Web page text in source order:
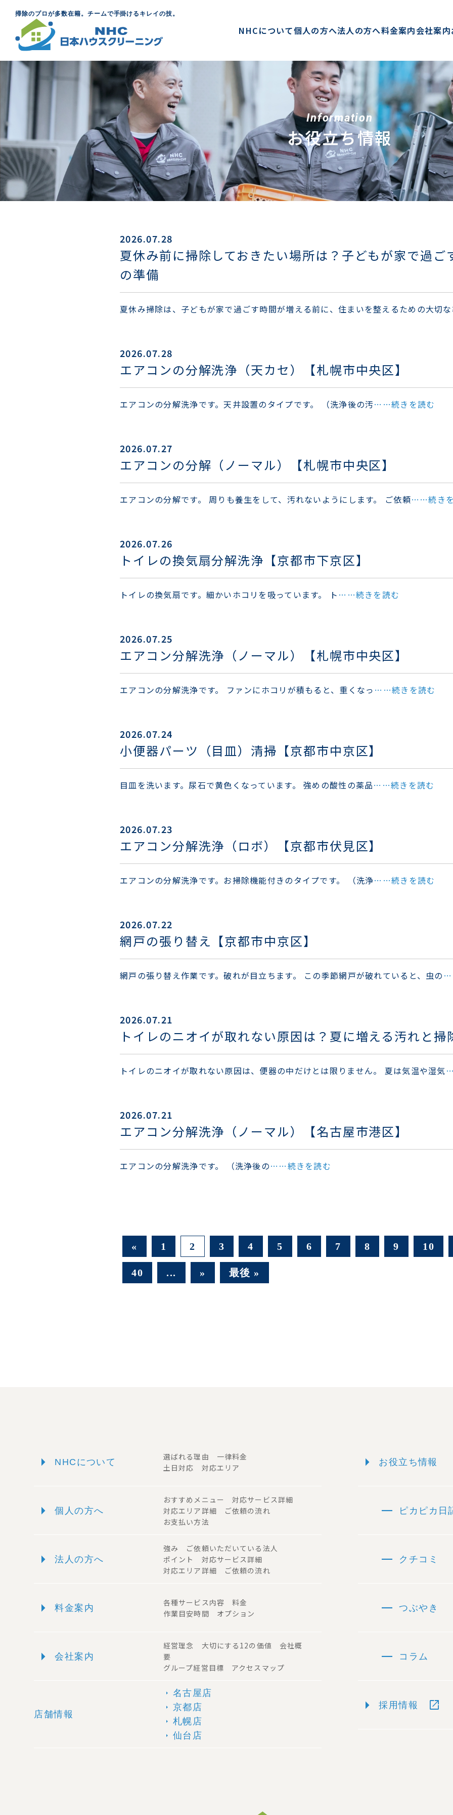
掃除のプロが多数在籍。チームで手掛けるキレイの技。
NHCについて個人の方へ法人の方へ料金案内会社案内
Information
お役立ち情報
2026.07.28
夏休み前に掃除しておきたい場所は？子どもが家で過ご
の準備
夏休み掃除は、子どもが家で過ごす時間が増える前に、住まいを整えるための大切
2026.07.28
エアコンの分解洗浄（天カセ）【札幌市中央区】
エアコンの分解洗浄です。天井設置のタイプです。 （洗浄後の汚……続きを読む
2026.07.27
エアコンの分解（ノーマル）【札幌市中央区】
エアコンの分解です。 周りも養生をして、汚れないようにします。 ご依頼……続き
2026.07.26
トイレの換気扇分解洗浄【京都市下京区】
トイレの換気扇です。細かいホコリを吸っています。 ト ……続きを読む
2026.07.25
エアコン分解洗浄（ノーマル）【札幌市中央区】
エアコンの分解洗浄です。 ファンにホコリが積もると、重くなっ ……続きを読む
2026.07.24
小便器パーツ（目皿）清掃【京都市中京区】
目皿を洗います。尿石で黄色くなっています。 強めの酸性の薬品……続きを読む
2026.07.23
エアコン分解洗浄（ロボ）【京都市伏見区】
エアコンの分解洗浄です。お掃除機能付きのタイプです。 （洗浄……続きを読む
2026.07.22
網戸の張り替え【京都市中京区】
網戸の張り替え作業です。破れが目立ちます。 この季節網戸が破れていると、虫の
2026.07.21
トイレのニオイが取れない原因は？夏に増える汚れと掃
トイレのニオイが取れない原因は、便器の中だけとは限りません。 夏は気温や湿気
2026.07.21
エアコン分解洗浄（ノーマル）【名古屋市港区】
エアコンの分解洗浄です。 （洗浄後の……続きを読む
« 1 2 3 4 5 6 7 8 9 10
40 ... » 最後 »
arrow_right NHCについて
選ばれる理由 一律料金
土日対応 対応エリア
arrow_right 個人の方へ
おすすめメニュー 対応サービス詳細
対応エリア詳細 ご依頼の流れ
お支払い方法
arrow_right 法人の方へ
強み ご依頼いただいている法人
ポイント 対応サービス詳細
対応エリア詳細 ご依頼の流れ
arrow_right 料金案内
各種サービス内容 料金
作業目安時間 オプション
arrow_right 会社案内
経営理念 大切にする12の価値 会社概
要
グループ経営目標 アクセスマップ
店舗情報
arrow_right 名古屋店
arrow_right 京都店
arrow_right 札幌店
arrow_right 仙台店
arrow_right お役立ち情報
remove ピカピカ日
remove クチコミ
remove つぶやき
remove コラム
arrow_right 採用情報 open_in_new